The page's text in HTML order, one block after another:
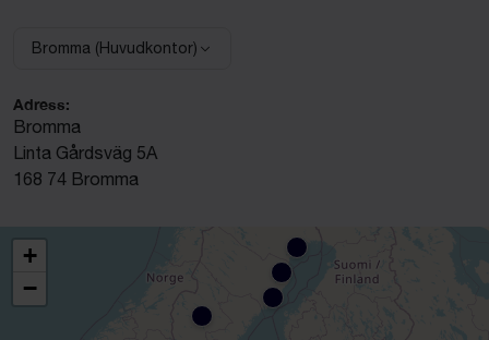
Välj anläggning:
Bromma (Huvudkontor)
Adress:
Bromma
Linta Gårdsväg 5A
168 74 Bromma
+
−